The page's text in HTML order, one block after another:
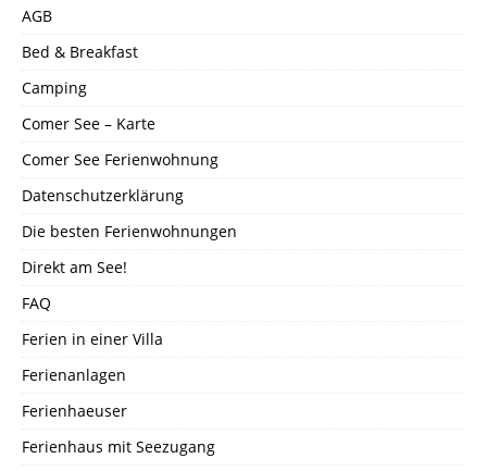
AGB
Bed & Breakfast
Camping
Comer See – Karte
Comer See Ferienwohnung
Datenschutzerklärung
Die besten Ferienwohnungen
Direkt am See!
FAQ
Ferien in einer Villa
Ferienanlagen
Ferienhaeuser
Ferienhaus mit Seezugang